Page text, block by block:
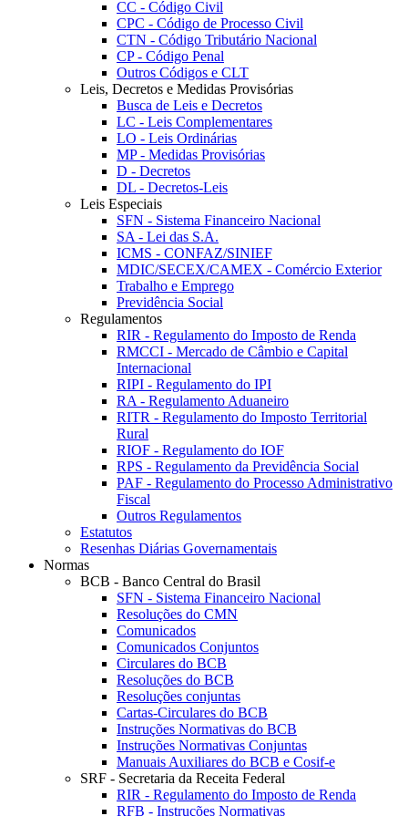
CC - Código Civil
CPC - Código de Processo Civil
CTN - Código Tributário Nacional
CP - Código Penal
Outros Códigos e CLT
Leis, Decretos e Medidas Provisórias
Busca de Leis e Decretos
LC - Leis Complementares
LO - Leis Ordinárias
MP - Medidas Provisórias
D - Decretos
DL - Decretos-Leis
Leis Especiais
SFN - Sistema Financeiro Nacional
SA - Lei das S.A.
ICMS - CONFAZ/SINIEF
MDIC/SECEX/CAMEX - Comércio Exterior
Trabalho e Emprego
Previdência Social
Regulamentos
RIR - Regulamento do Imposto de Renda
RMCCI - Mercado de Câmbio e Capital
Internacional
RIPI - Regulamento do IPI
RA - Regulamento Aduaneiro
RITR - Regulamento do Imposto Territorial
Rural
RIOF - Regulamento do IOF
RPS - Regulamento da Previdência Social
PAF - Regulamento do Processo Administrativo
Fiscal
Outros Regulamentos
Estatutos
Resenhas Diárias Governamentais
Normas
BCB - Banco Central do Brasil
SFN - Sistema Financeiro Nacional
Resoluções do CMN
Comunicados
Comunicados Conjuntos
Circulares do BCB
Resoluções do BCB
Resoluções conjuntas
Cartas-Circulares do BCB
Instruções Normativas do BCB
Instruções Normativas Conjuntas
Manuais Auxiliares do BCB e Cosif-e
SRF - Secretaria da Receita Federal
RIR - Regulamento do Imposto de Renda
RFB - Instruções Normativas